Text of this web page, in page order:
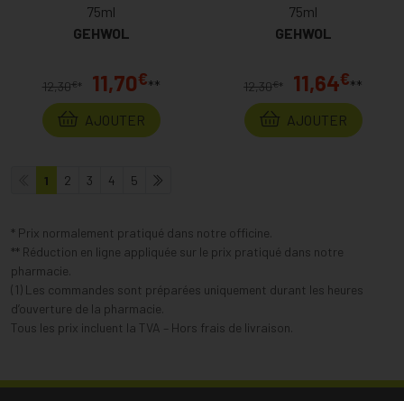
75ml
GEHWOL
12,30€ * 11,70€**
AJOUTER
75ml
GEHWOL
12,30€* 11,64€**
AJOUTER
1 2 3 4 5
* Prix normalement pratiqué dans notre officine.
** Réduction en ligne appliquée sur le prix pratiqué dans notre
pharmacie.
(1) Les commandes sont préparées uniquement durant les heures
d’ouverture de la pharmacie.
Tous les prix incluent la TVA – Hors frais de livraison.